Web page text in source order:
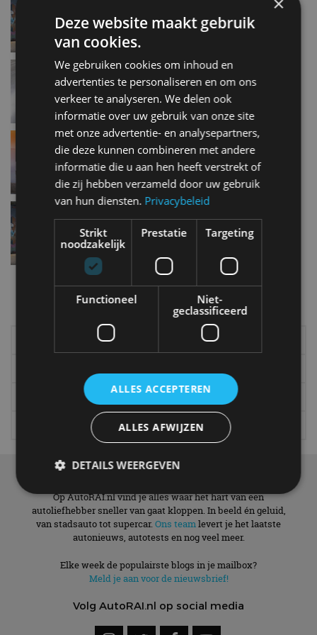
Opel gebruikt 3D-printer bij autoproductie
aug 2014
Opel start verkoop stoere Adam Rocks
jul 2014
Opel Adam Rocks is een mini-crossover
feb 2014
Meer autonieuws
Alle categorieën van AutoRAI.nl
Elektrisch
Autotests
Gadgets
Tech
Video
Games
Op AutoRAI.nl vind je alles waar het hart van een
autoliefhebber sneller van gaat kloppen. In beeld én geluid,
van stadsauto tot supercar. Ons teamlevert je het laatste
autonieuws, autotests en nog veel meer.
Elke week de populairste blogs in je mailbox?
Meld je aan voor de nieuwsbrief!
Volg AutoRAI.nl op social media
Deze website maakt gebruik
van cookies.
We gebruiken cookies om inhoud en
advertenties te personaliseren en om ons
verkeer te analyseren. We delen ook
informatie over uw gebruik van onze site
met onze advertentie- en analysepartners,
die deze kunnen combineren met andere
informatie die u aan hen heeft verstrekt of
die zij hebben verzameld door uw gebruik
van hun diensten. Privacybeleid
Strikt
noodzakelijk
Prestatie Targeting
Functioneel
Niet-
geclassificeerd
ALLES ACCEPTEREN
ALLES AFWIJZEN
DETAILS WEERGEVEN
Strikt noodzakelijk Prestatie
Targeting
Functioneel
Niet-geclassificeerd
Strikt noodzakelijke cookies maken de
kernfunctionaliteiten van de website mogelijk, zoals
website kan niet goed worden gebruikt zonder de
strikt noodzakelijke cookies.